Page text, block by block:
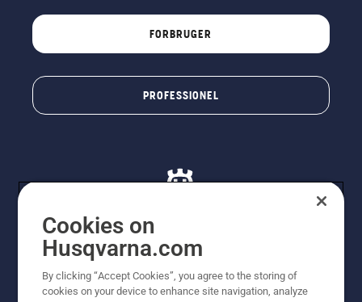
FORBRUGER
PROFESSIONEL
viste priser er vejledende udsalgspriser. Der tages
forbehold for stave- og trykfejl samt prisændringer. Vi
Cookies on
Husqvarna.com
By clicking “Accept Cookies”, you agree to the storing of
cookies on your device to enhance site navigation, analyze